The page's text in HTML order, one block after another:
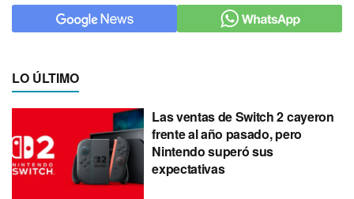
LO ÚLTIMO
Las ventas de Switch 2 cayeron
frente al año pasado, pero
Nintendo superó sus
expectativas